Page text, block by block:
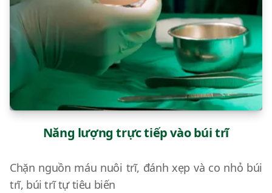
Năng lượng trực tiếp vào búi trĩ
Chặn nguồn máu nuôi trĩ, đánh xẹp và co nhỏ búi
trĩ, búi trĩ tự tiêu biến